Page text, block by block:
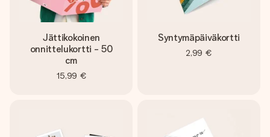
Jättikokoinen
onnittelukortti - 50
cm
15,99 €
Syntymäpäiväkortti
2,99 €